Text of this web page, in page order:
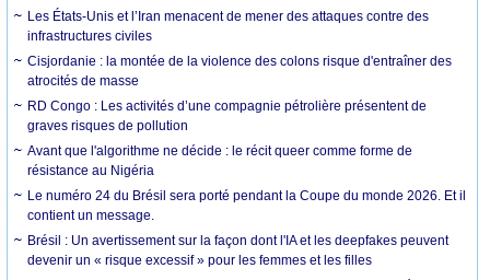
Les États-Unis et l’Iran menacent de mener des attaques contre des
infrastructures civiles
Cisjordanie : la montée de la violence des colons risque d'entraîner des
atrocités de masse
RD Congo : Les activités d’une compagnie pétrolière présentent de
graves risques de pollution
Avant que l'algorithme ne décide : le récit queer comme forme de
résistance au Nigéria
Le numéro 24 du Brésil sera porté pendant la Coupe du monde 2026. Et il
contient un message.
Brésil : Un avertissement sur la façon dont l'IA et les deepfakes peuvent
devenir un « risque excessif » pour les femmes et les filles